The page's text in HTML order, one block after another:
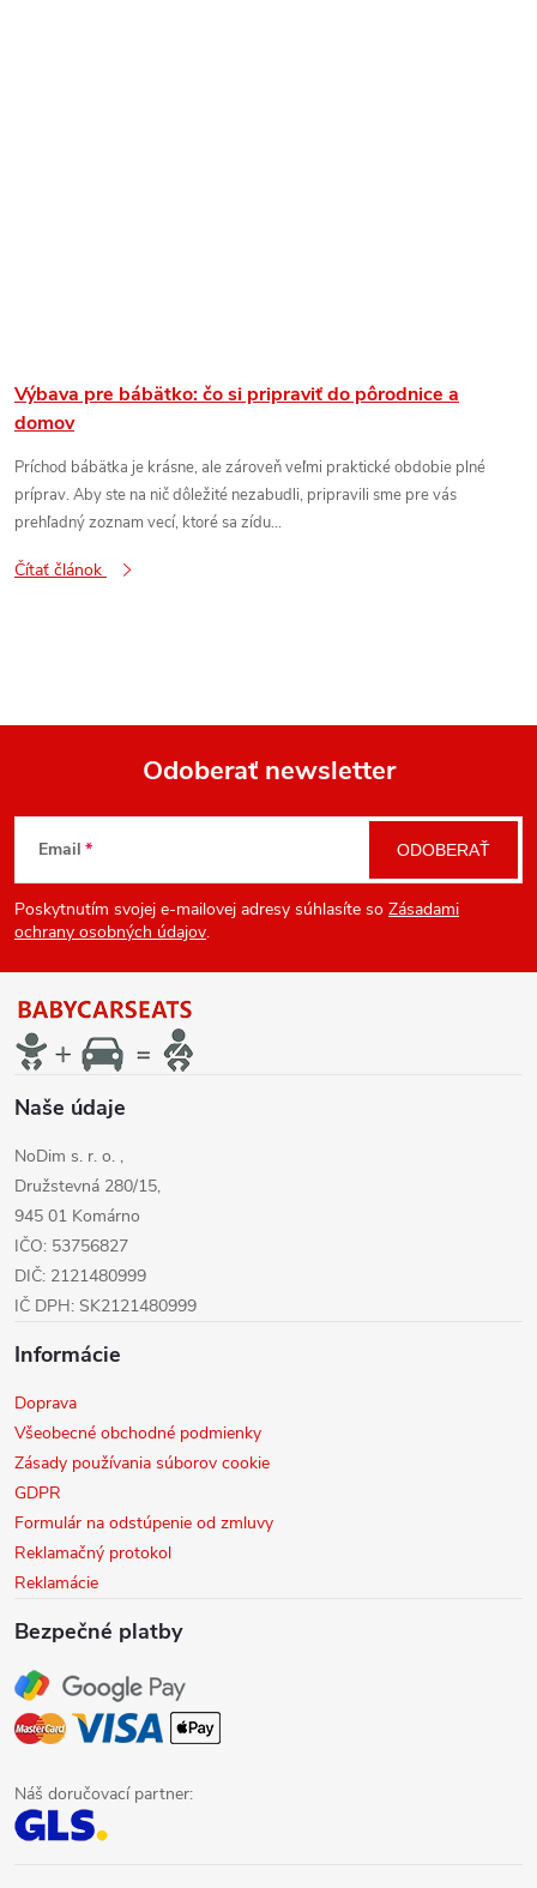
Výbava pre bábätko: čo si pripraviť do pôrodnice a
domov
Príchod bábätka je krásne, ale zároveň veľmi praktické obdobie plné
príprav. Aby ste na nič dôležité nezabudli, pripravili sme pre vás
prehľadný zoznam vecí, ktoré sa zídu...
Čítať článok
Z
á
p
ä
e
Odoberať newsletter
Email
Poskytnutím svojej e-mailovej adresy súhlasíte so Zásadami
ochrany osobných údajov.
ODOBERAŤ
Naše údaje
NoDim s. r. o. ,
Družstevná 280/15,
945 01 Komárno
IČO: 53756827
DIČ: 2121480999
IČ DPH: SK2121480999
Informácie
Doprava
Všeobecné obchodné podmienky
Zásady používania súborov cookie
GDPR
Formulár na odstúpenie od zmluvy
Reklamačný protokol
Reklamácie
Bezpečné platby
Náš doručovací partner: